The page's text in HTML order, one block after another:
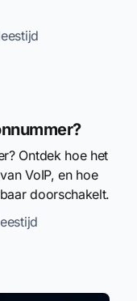
Ontdek hoe het
VoIP, en hoe
doorschakelt.